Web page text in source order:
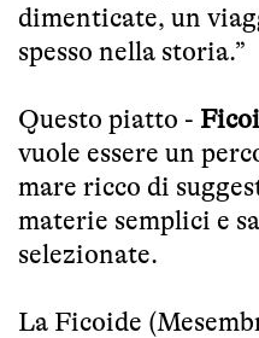
dimenticate, un
spesso nella storia.”
Questo piatto -
vuole essere un
mare ricco di
materie semplici e
selezionate.
La Ficoide